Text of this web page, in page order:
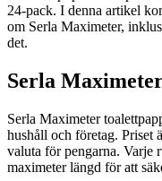
24-pack. I denna artikel
om Serla Maximeter,
det.
Serla
Serla Maximeter
hushåll och företag. Priset
valuta för pengarna. Varje
maximeter längd för att